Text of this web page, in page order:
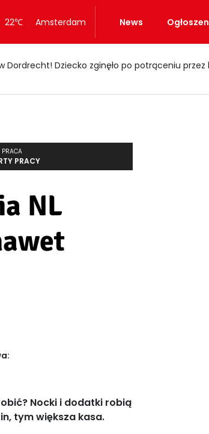
22℃ Amsterdam News
Dordrecht! Dziecko zginęło po potrąceniu przez
PRACA
PRACY
NL
Nocki i dodatki robią
tym większa kasa.